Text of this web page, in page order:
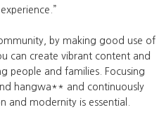
by making good use of
can create vibrant content and
people and families. Focusing
hangwa** and continuously
and modernity is essential.